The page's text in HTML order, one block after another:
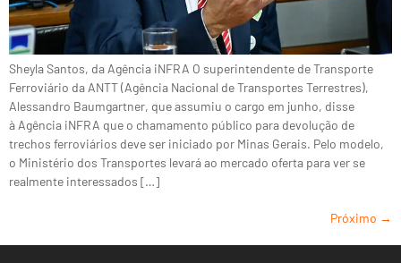
Sheyla Santos, da Agência iNFRA O superintendente de Transporte
Ferroviário da ANTT (Agência Nacional de Transportes Terrestres),
Alessandro Baumgartner, que assumiu o cargo em junho, disse
à Agência iNFRA que o chamamento público para devolução de
trechos ferroviários deve ser iniciado por Minas Gerais. Pelo modelo,
o Ministério dos Transportes levará ao mercado oferta para ver se
realmente interessados […]
Próximo →